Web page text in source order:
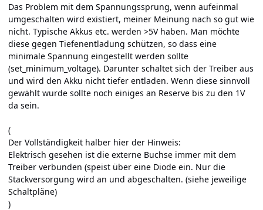
Das Problem mit dem Spannungssprung, wenn aufeinmal
umgeschalten wird existiert, meiner Meinung nach so gut wie
nicht. Typische Akkus etc. werden >5V haben. Man möchte
diese gegen Tiefenentladung schützen, so dass eine
minimale Spannung eingestellt werden sollte
(set_minimum_voltage). Darunter schaltet sich der Treiber aus
und wird den Akku nicht tiefer entladen. Wenn diese sinnvoll
gewählt wurde sollte noch einiges an Reserve bis zu den 1V
da sein.
(
Der Vollständigkeit halber hier der Hinweis:
Elektrisch gesehen ist die externe Buchse immer mit dem
Treiber verbunden (speist über eine Diode ein. Nur die
Stackversorgung wird an und abgeschalten. (siehe jeweilige
Schaltpläne)
)